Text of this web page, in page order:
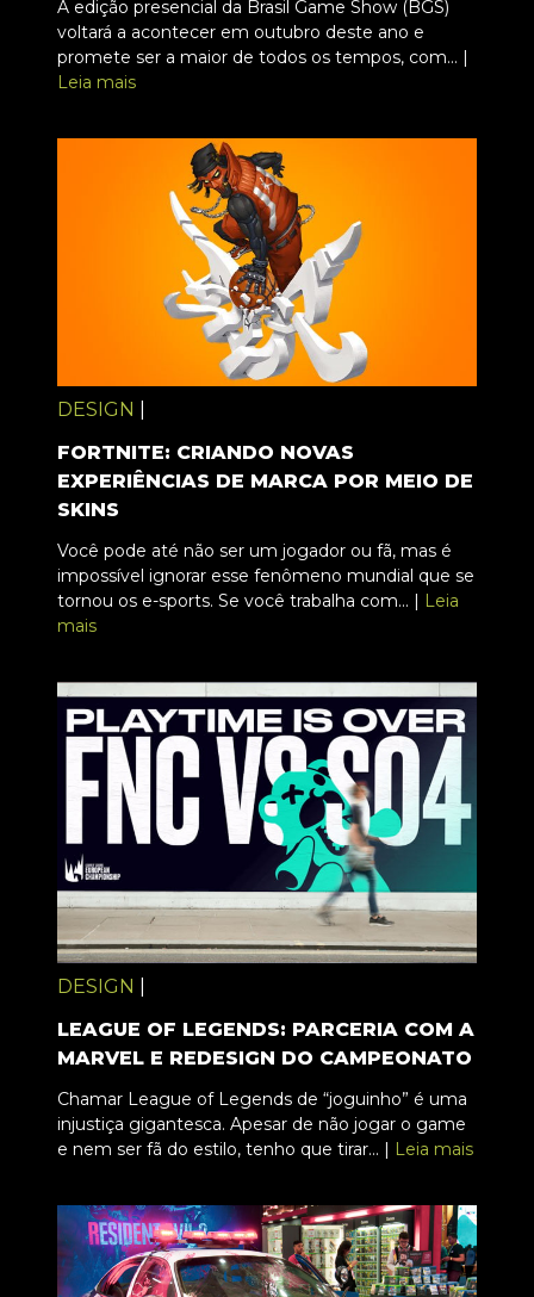
A edição presencial da Brasil Game Show (BGS)
voltará a acontecer em outubro deste ano e
promete ser a maior de todos os tempos, com... |
Leia mais
DESIGN
FORTNITE: CRIANDO NOVAS
EXPERIÊNCIAS DE MARCA POR MEIO DE
SKINS
Você pode até não ser um jogador ou fã, mas é
impossível ignorar esse fenômeno mundial que se
tornou os e-sports. Se você trabalha com... | Leia
mais
DESIGN
LEAGUE OF LEGENDS: PARCERIA COM A
MARVEL E REDESIGN DO CAMPEONATO
Chamar League of Legends de “joguinho” é uma
injustiça gigantesca. Apesar de não jogar o game
e nem ser fã do estilo, tenho que tirar... | Leia mais